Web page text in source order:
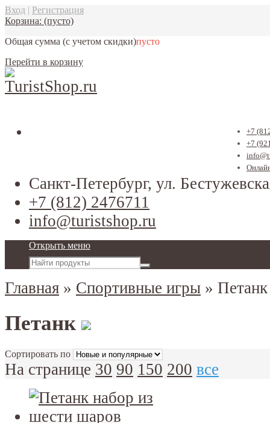
Вход | Регистрация
Корзина: (пусто)
Общая сумма (с учетом скидки)пусто
Перейти в корзину
+7
+7
Санкт-Петербург, ул.
+7 (812) 2476711
info@turistshop.ru
Открыть меню
Главная » Спортивные игры » Петанк
Петанк
Сортировать по
На странице 30 90 150 200 все